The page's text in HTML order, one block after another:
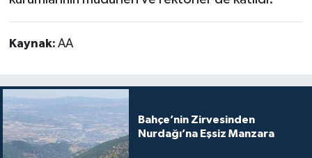
Kaynak: AA
Bahçe’nin Zirvesinden
Nurdağı’na Eşsiz Manzara